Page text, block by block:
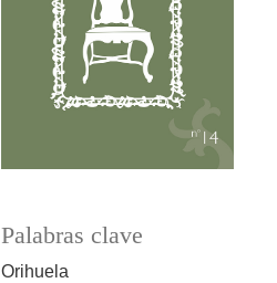
Palabras clave
Orihuela